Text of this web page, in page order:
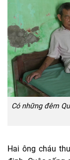
Có những đêm
Hai ông cháu